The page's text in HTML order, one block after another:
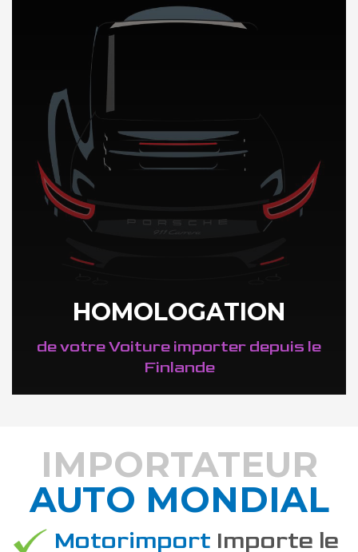
DÉCOUVREZ NOTRE IMPORTATION AUTO en Finlande
HOMOLOGATION
de votre Voiture importer depuis le
Finlande
DÉCOUVREZ COMMENT
IMPORTATEUR
AUTO MONDIAL
Motorimport Importe le